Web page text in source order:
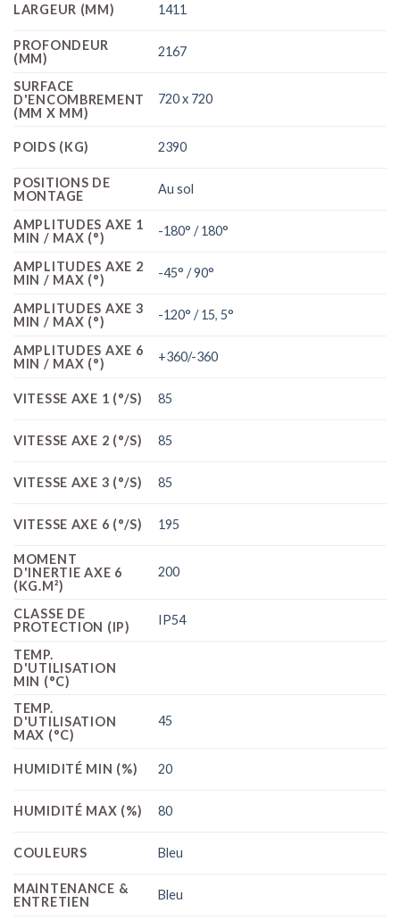
LARGEUR (MM) 1411
PROFONDEUR
(MM)
2167
SURFACE
D'ENCOMBREMENT
(MM X MM)
720 x 720
POIDS (KG) 2390
POSITIONS DE
MONTAGE
Au sol
AMPLITUDES AXE 1
MIN / MAX (°)
-180° / 180°
AMPLITUDES AXE 2
MIN / MAX (°)
-45° / 90°
AMPLITUDES AXE 3
MIN / MAX (°)
-120° / 15,5°
AMPLITUDES AXE 6
MIN / MAX (°)
+360/-360
VITESSE AXE 1 (°/S) 85
VITESSE AXE 2 (°/S) 85
VITESSE AXE 3 (°/S) 85
VITESSE AXE 6 (°/S) 195
MOMENT
D'INERTIE AXE 6
(KG.M²)
200
CLASSE DE
PROTECTION (IP)
IP54
TEMP.
D'UTILISATION
MIN (°C)
TEMP.
D'UTILISATION
MAX (°C)
45
HUMIDITÉ MIN (%) 20
HUMIDITÉ MAX (%) 80
COULEURS Bleu
MAINTENANCE &
ENTRETIEN
Bleu